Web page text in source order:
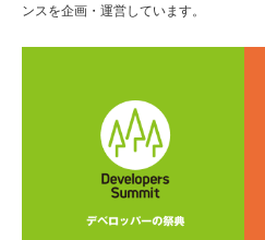
ンスを企画・運営しています。